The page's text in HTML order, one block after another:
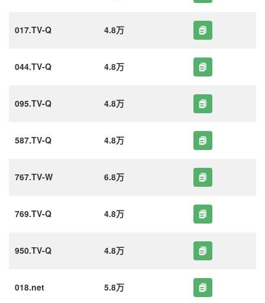
017.TV-Q 4.8万
044.TV-Q 4.8万
095.TV-Q 4.8万
587.TV-Q 4.8万
767.TV-W 6.8万
769.TV-Q 4.8万
950.TV-Q 4.8万
018.net 5.8万